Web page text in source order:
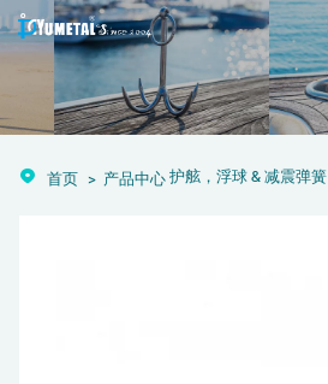
首页 产品中心护舷，浮球 & 减震弹簧